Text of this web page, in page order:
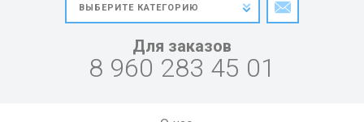
Для заказов
8 960 283 45 01